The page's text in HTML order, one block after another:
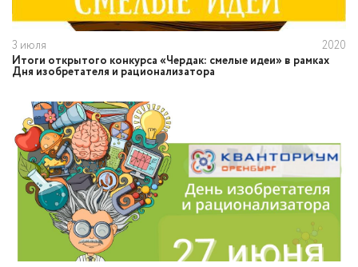
3 июля
2020
​Итоги открытого конкурса «Чердак: смелые идеи» в рамках
Дня изобретателя и рационализатора